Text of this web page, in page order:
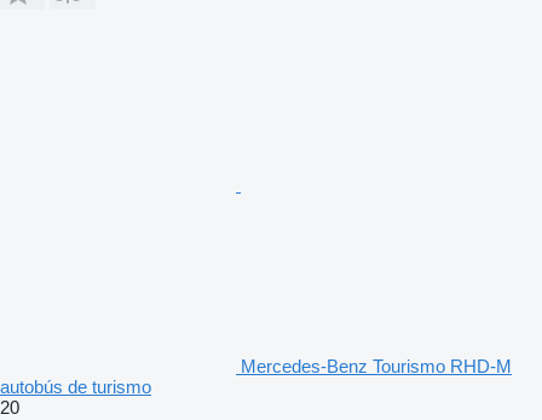
Mercedes-Benz Tourismo RHD-M
autobús de turismo
20